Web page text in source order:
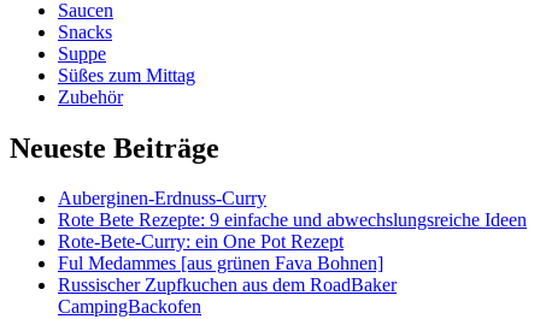
Saucen
Snacks
Suppe
Süßes zum Mittag
Zubehör
Neueste Beiträge
Auberginen-Erdnuss-Curry
Rote Bete Rezepte: 9 einfache und abwechslungsreiche Ideen
Rote-Bete-Curry: ein One Pot Rezept
Ful Medammes [aus grünen Fava Bohnen]
Russischer Zupfkuchen aus dem RoadBaker
CampingBackofen